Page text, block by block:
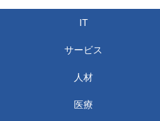
IT
サービス
人材
医療